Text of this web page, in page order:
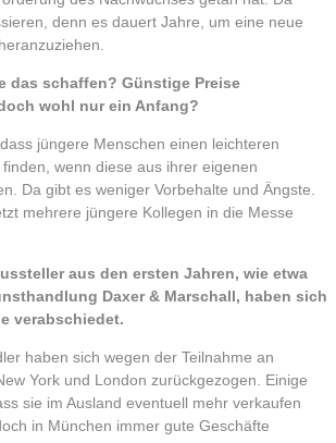
denn es dauert Jahre, um eine neue
das schaffen? Günstige Preise
wohl nur ein Anfang?
jüngere Menschen einen leichteren
wenn diese aus ihrer eigenen
Da gibt es weniger Vorbehalte und Ängste.
mehrere jüngere Kollegen in die Messe
aus den ersten Jahren, wie etwa
Daxer & Marschall, haben sich
verabschiedet.
haben sich wegen der Teilnahme an
York und London zurückgezogen. Einige
sie im Ausland eventuell mehr verkaufen
in München immer gute Geschäfte